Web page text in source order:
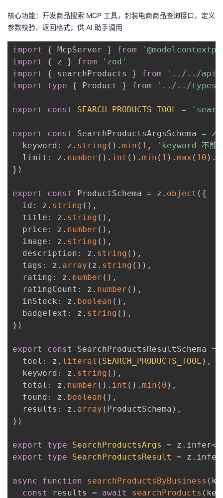
核心功能：开发商品搜索 MCP 工具，封装电商商品查询接口，定义
参数校验、返回格式，供 AI 助手调用
import { McpServer } from
import
{ z } from
'zod'
import
{ searchProducts } from
'../../api'
import
type { Product } from '../../types'
export const SEARCH_PRODUCTS_TOOL =
export const SearchProductsArgsSchema = z
  keyword
: z . string ( ) . min ( 1 ,
'keyword 不能
  limit
: z . number ( ) . int ( ) . min ( 1 ) . max ( 10 ) .
} )
export const ProductSchema = z . object ( {
  id
: z . string ( ) ,
  title
: z . string ( ) ,
  price
: z . number ( ) ,
  image
: z . string ( ) ,
  description
: z . string ( ) ,
  tags
: z . array ( z . string ( ) ) ,
  rating
: z . number ( ) ,
  ratingCount
: z . number ( ) ,
  inStock
: z . boolean ( ) ,
  badgeText
: z . string ( ) ,
} )
export const SearchProductsResultSchema =
  tool
: z . literal ( SEARCH_PRODUCTS_TOOL ) ,
  keyword
: z . string ( ) ,
  total
: z . number ( ) . int ( ) . min ( 0 ) ,
  found
: z . boolean ( ) ,
  results
: z . array ( ProductSchema ) ,
} )
export type SearchProductsArgs = z . infer<
export
type SearchProductsResult = z . infer
async function searchProductsByBusiness (
const
results = await searchProducts (